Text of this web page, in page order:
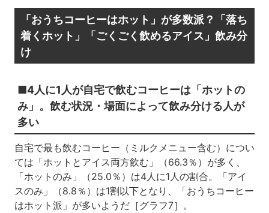
「おうちコーヒーはホット」が多数派？「落ち
着くホット」「ごくごく飲めるアイス」飲み分
け
■4人に1人が自宅で飲むコーヒーは「ホットの
み」。飲む状況・場面によって飲み分ける人が
多い
自宅で最も飲むコーヒー（ミルクメニュー含む）につい
ては「ホットとアイス両方飲む」（66.3％）が多く、
「ホットのみ」（25.0％）は4人に1人の割合。「アイ
スのみ」（8.8％）は1割以下となり、「おうちコーヒー
はホット派」が多いようだ［グラフ7］。